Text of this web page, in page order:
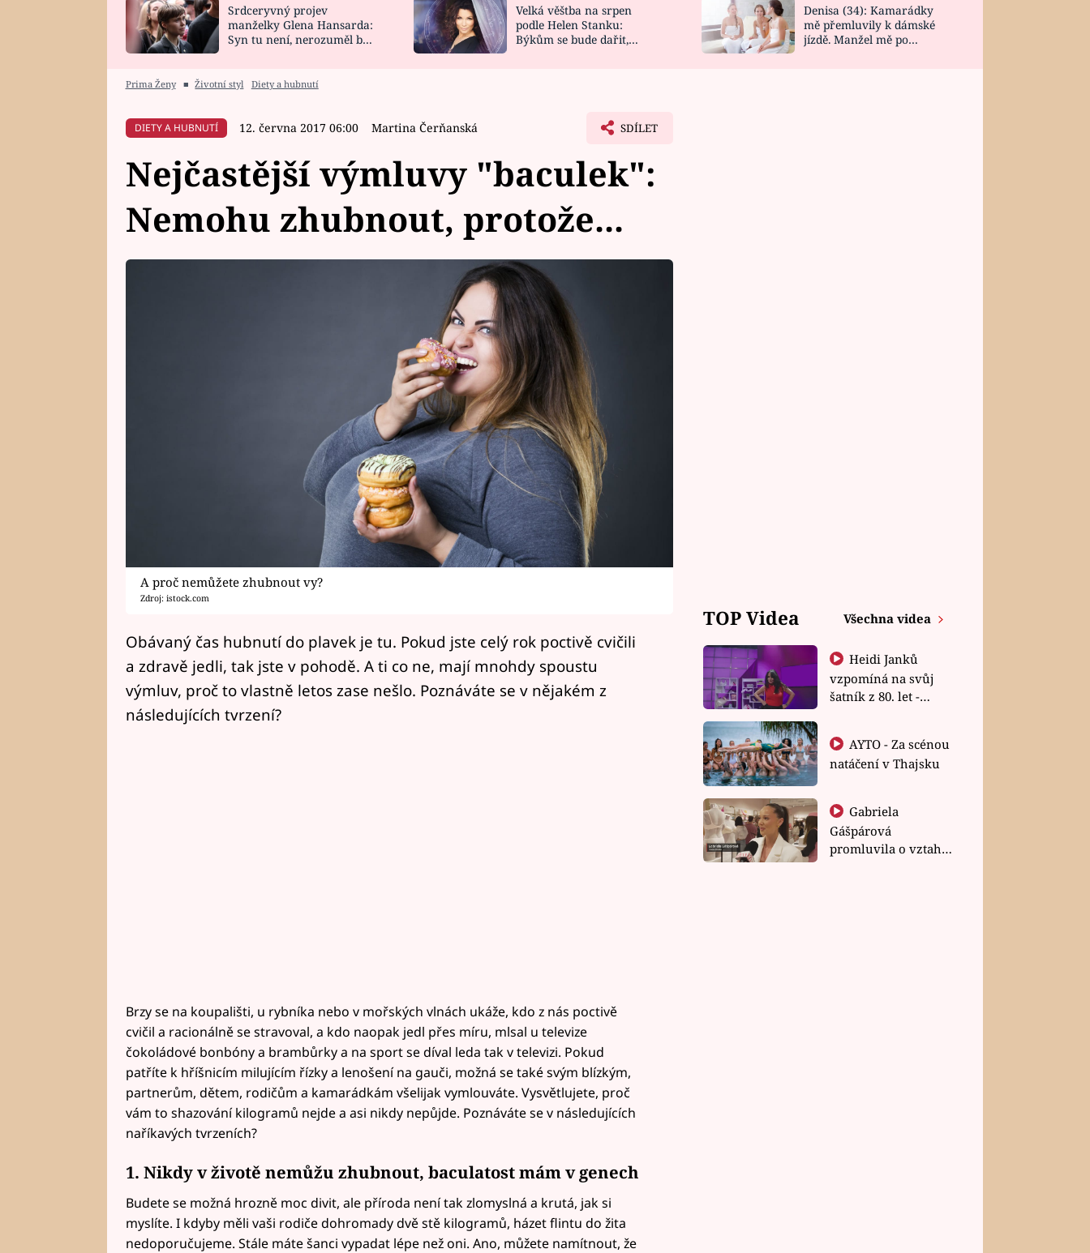
HOROSKOP NA
CELEBRITY
VAŘENÍ
NOVINKY
VIDEORECEPTY
DESIGN
Srdceryvný projev
manželky Glena Hansarda:
Syn tu není, nerozuměl by
Velká věštba na srpen
podle Helen Stanku:
Býkům se bude dařit,
Denisa (34): Kamarádky
mě přemluvily k dámské
jízdě. Manžel mě po
Prima Ženy ■ Životní styl Diety a hubnutí
DIETY A HUBNUTÍ 12. června 2017 06:00 Martina Čerňanská SDÍLET
Nejčastější výmluvy "baculek":
Nemohu zhubnout, protože...
A proč nemůžete zhubnout vy?
Zdroj: istock.com
Obávaný čas hubnutí do plavek je tu. Pokud jste celý rok poctivě cvičili
a zdravě jedli, tak jste v pohodě. A ti co ne, mají mnohdy spoustu
výmluv, proč to vlastně letos zase nešlo. Poznáváte se v nějakém z
následujících tvrzení?
Brzy se na koupališti, u rybníka nebo v mořských vlnách ukáže, kdo z nás poctivě
cvičil a racionálně se stravoval, a kdo naopak jedl přes míru, mlsal u televize
čokoládové bonbóny a brambůrky a na sport se díval leda tak v televizi. Pokud
patříte k hříšnicím milujícím řízky a lenošení na gauči, možná se také svým blízkým,
partnerům, dětem, rodičům a kamarádkám všelijak vymlouváte. Vysvětlujete, proč
vám to shazování kilogramů nejde a asi nikdy nepůjde. Poznáváte se v následujících
naříkavých tvrzeních?
1. Nikdy v životě nemůžu zhubnout, baculatost mám v genech
Budete se možná hrozně moc divit, ale příroda není tak zlomyslná a krutá, jak si
myslíte. I kdyby měli vaši rodiče dohromady dvě stě kilogramů, házet flintu do žita
nedoporučujeme. Stále máte šanci vypadat lépe než oni. Ano, můžete namítnout, že
TOP Videa Všechna videa
Heidi Janků
vzpomíná na svůj
šatník z 80. let -
natáčení v Thajsku
Gabriela
Gášpárová
promluvila o vztahu